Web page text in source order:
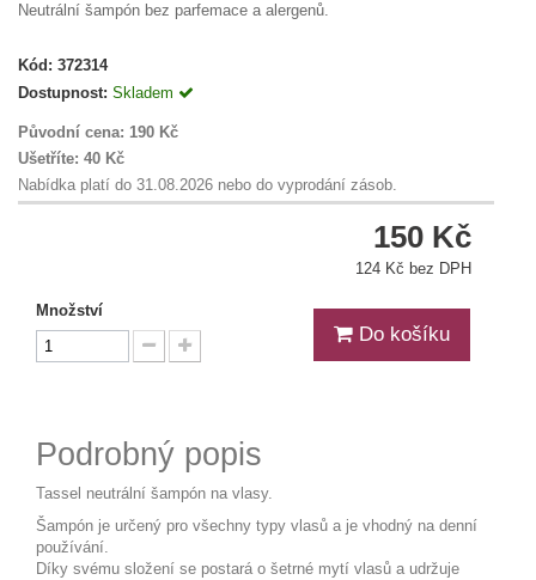
Neutrální šampón bez parfemace a alergenů.
Kód: 372314
Dostupnost: Skladem
Původní cena: 190 Kč
Ušetříte: 40 Kč
Nabídka platí do 31.08.2026 nebo do vyprodání zásob.
150 Kč
124 Kč bez DPH
Množství
Do košíku
Podrobný popis
Tassel neutrální šampón na vlasy.
Šampón je určený pro všechny typy vlasů a je vhodný na denní
používání.
Díky svému složení se postará o šetrné mytí vlasů a udržuje